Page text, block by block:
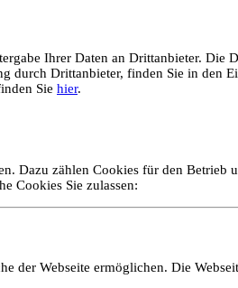
Ihrer Daten an Drittanbieter. Die
durch Drittanbieter, finden Sie in den
Sie hier.
Dazu zählen Cookies für den Betrieb
Cookies Sie zulassen:
der Webseite ermöglichen. Die